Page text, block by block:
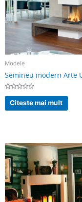
Modele
Semineu modern Arte
Evaluat
din
Citeste mai mult